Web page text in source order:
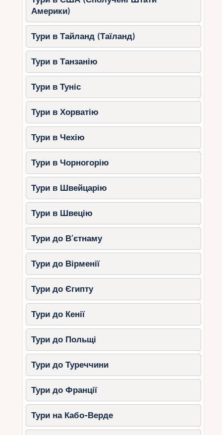
Америки)
Тури в Тайланд (Таїланд)
Тури в Танзанію
Тури в Туніс
Тури в Хорватію
Тури в Чехію
Тури в Чорногорію
Тури в Швейцарію
Тури в Швецію
Тури до В’єтнаму
Тури до Вірменії
Тури до Єгипту
Тури до Кенії
Тури до Польщі
Тури до Туреччини
Тури до Франції
Тури на Кабо-Верде